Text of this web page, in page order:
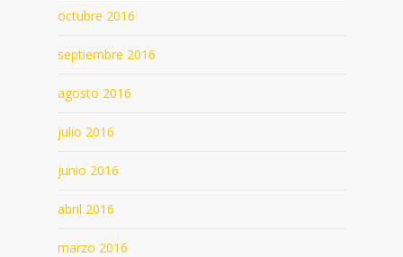
octubre 2016
septiembre 2016
agosto 2016
julio 2016
junio 2016
abril 2016
marzo 2016